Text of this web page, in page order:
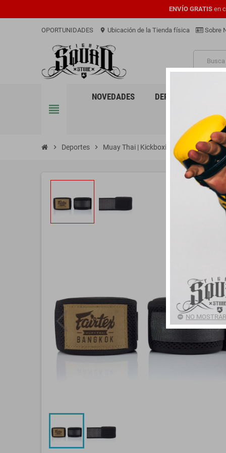
ENVÍO GRATIS en
OPORTUNIDADES location_on Ubicación de la Tienda física Sobre
view_headline
NOVEDADES DEPORTES
chevron_right Deportes chevron_right Muay Thai | Kickboxing Vendas chevron_right
NO